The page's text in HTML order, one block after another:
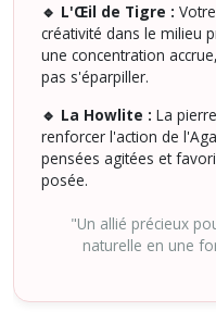
🔹 L'Œil de Tigre :
créativité dans le milieu
une concentration
pas s'éparpiller.
🔹 La Howlite : La
renforcer l'action de
pensées agitées et
posée.
"Un allié précieux
naturelle en une